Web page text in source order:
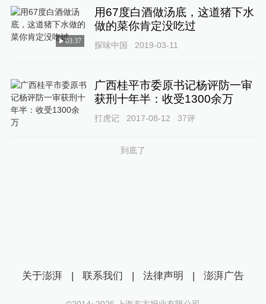
03:37
用67度白酒做汤底，这道猪下水
做的菜你肯定没吃过
探味中国 2019-03-11
广西桂平市委原书记杨评防一审
获刑十年半：收受1300余万
打虎记 2017-08-12 37评
到底了
关于澎湃 | 联系我们 | 法律声明 | 澎湃广告